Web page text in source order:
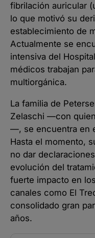
fibrilación auricular
lo que motivó su
establecimiento de
Actualmente se
intensiva del
médicos trabajan
multiorgánica.
La familia de
Zelaschi —con
—, se encuentra en
Hasta el momento,
no dar
evolución del
fuerte impacto en
canales como El
consolidado gran
años.